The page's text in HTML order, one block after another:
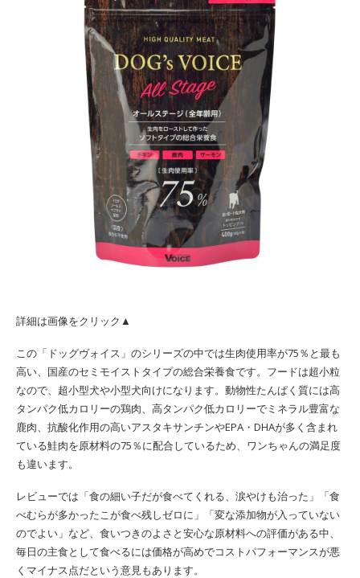
詳細は画像をクリック▲
この「ドッグヴォイス」のシリーズの中では生肉使用率が75％と最も
高い、国産のセミモイストタイプの総合栄養食です。フードは超小粒
なので、超小型犬や小型犬向けになります。動物性たんぱく質には高
タンパク低カロリーの鶏肉、高タンパク低カロリーでミネラル豊富な
鹿肉、抗酸化作用の高いアスタキサンチンやEPA・DHAが多く含まれ
ている鮭肉を原材料の75％に配合しているため、ワンちゃんの満足度
も違います。
レビューでは「食の細い子だが食べてくれる、涙やけも治った」「食
べむらが多かったこが食べ残しゼロに」「変な添加物が入っていない
のでよい」など、食いつきのよさと安心な原材料への評価がある中、
毎日の主食として食べるには価格が高めでコストパフォーマンスが悪
くマイナス点だという意見もあります。